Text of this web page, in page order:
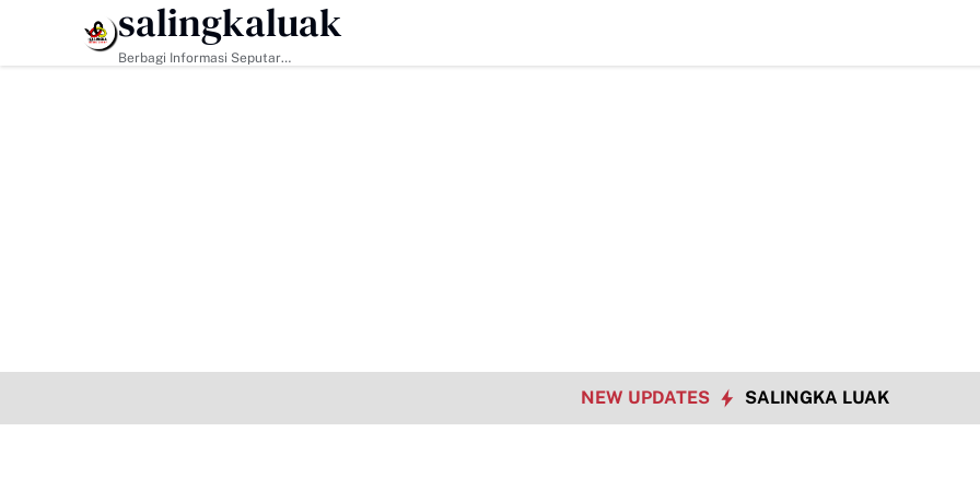
HEADLINE Data
salingkaluak
Berbagi Informasi Seputar
NEW UPDATES SALINGKA LUAK